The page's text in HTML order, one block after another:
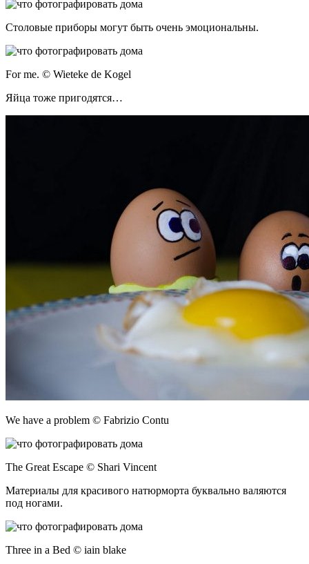
Столовые приборы могут быть очень эмоциональны.
For me. © Wieteke de Kogel
Яйца тоже пригодятся…
We have a problem © Fabrizio Contu
The Great Escape © Shari Vincent
Материалы для красивого натюрморта буквально валяются
под ногами.
Three in a Bed © iain blake